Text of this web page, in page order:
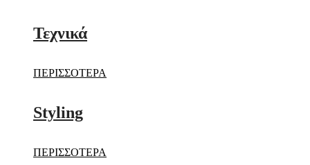
Τεχνικά
ΠΕΡΙΣΣΟΤΕΡΑ
Styling
ΠΕΡΙΣΣΟΤΕΡΑ